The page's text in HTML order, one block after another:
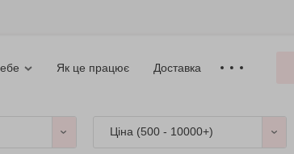
Як це працює Доставка
Ціна (500 - 10000+)